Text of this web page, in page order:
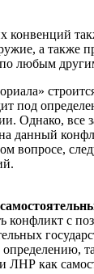
конвенций
а также
по любым
под
Однако, все
данный
вопросе,
конфликт с
как